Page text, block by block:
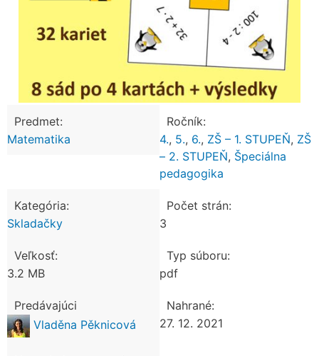
Predmet:
Matematika
Ročník:
4., 5., 6., ZŠ – 1. STUPEŇ, ZŠ
– 2. STUPEŇ, Špeciálna
pedagogika
Kategória:
Skladačky
Počet strán:
3
Veľkosť:
3.2 MB
Typ súboru:
pdf
Predávajúci
Vladěna Pěknicová
Nahrané:
27. 12. 2021